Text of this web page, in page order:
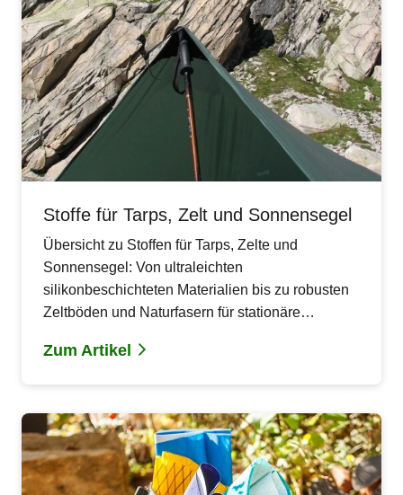
Stoffe für Tarps, Zelt und Sonnensegel
Übersicht zu Stoffen für Tarps, Zelte und
Sonnensegel: Von ultraleichten
silikonbeschichteten Materialien bis zu robusten
Zeltböden und Naturfasern für stationäre
Zum Artikel